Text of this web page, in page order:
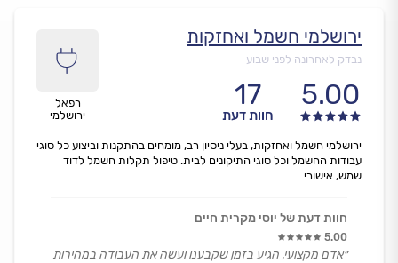
רפאל
ירושלמי
ירושלמי חשמל ואחזקות
נבדק לאחרונה לפני שבוע
5.00
17
חוות דעת
ירושלמי חשמל ואחזקות, בעלי ניסיון רב, מומחים בהתקנות וביצוע כל סוגי
עבודות החשמל וכל סוגי התיקונים לבית. טיפול תקלות חשמל לדוד
שמש, אישורי...
חוות דעת של יוסי מקרית חיים
5.00
״אדם מקצועי, הגיע בזמן שקבענו ועשה את העבודה במהירות